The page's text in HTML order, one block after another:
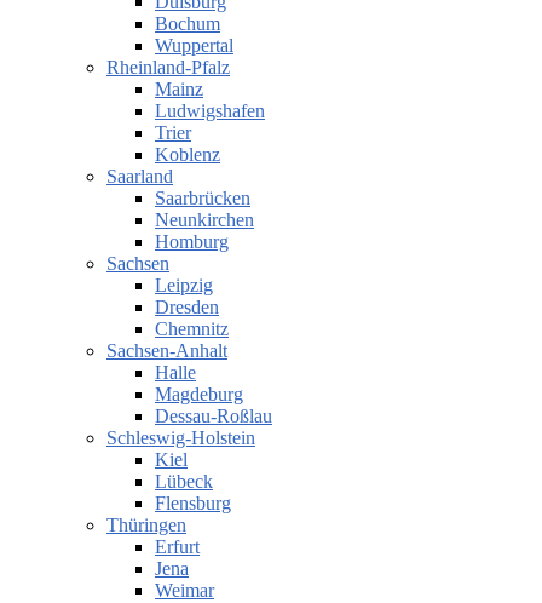
Bochum
Wuppertal
Rheinland-Pfalz
Mainz
Ludwigshafen
Trier
Koblenz
Saarland
Saarbrücken
Neunkirchen
Homburg
Sachsen
Leipzig
Dresden
Chemnitz
Sachsen-Anhalt
Halle
Magdeburg
Dessau-Roßlau
Schleswig-Holstein
Kiel
Lübeck
Flensburg
Thüringen
Erfurt
Jena
Weimar